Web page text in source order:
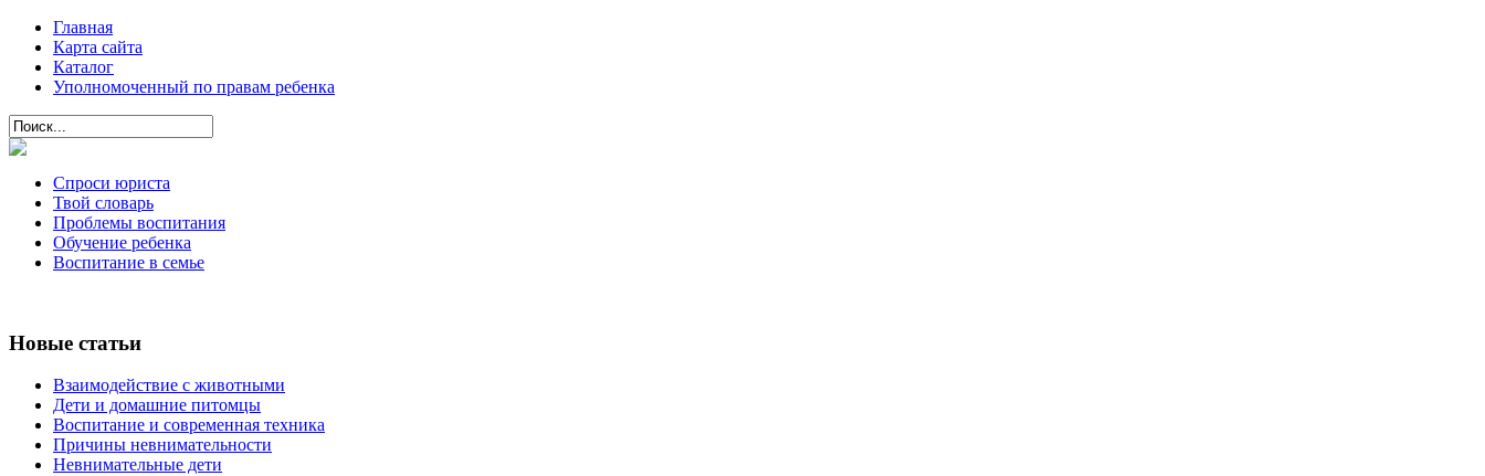
Главная
Карта сайта
Каталог
Уполномоченный по правам ребенка
Спроси юриста
Твой словарь
Проблемы воспитания
Обучение ребенка
Воспитание в семье
Новые статьи
Взаимодействие с животными
Дети и домашние питомцы
Воспитание и современная техника
Причины невнимательности
Невнимательные дети